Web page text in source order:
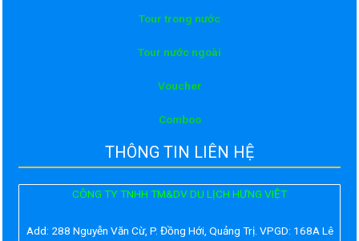
Tour trong nước
Tour nước ngoài
Voucher
Comboo
THÔNG TIN LIÊN HỆ
CÔNG TY TNHH TM&DV DU LỊCH HƯNG VIỆT
Add: 288 Nguyễn Văn Cừ, P. Đồng Hới, Quảng Trị. VPGD: 168A Lê